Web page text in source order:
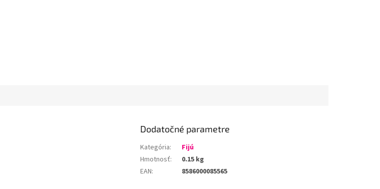
Dodatočné parametre
Kategória:
Fijú
Hmotnosť:
0.15 kg
EAN: 8586000085565